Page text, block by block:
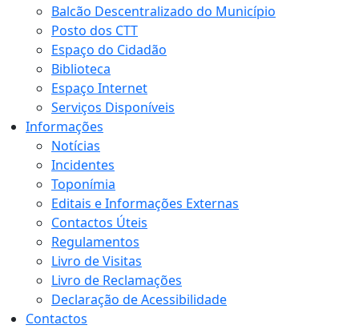
Balcão Descentralizado do Município
Posto dos CTT
Espaço do Cidadão
Biblioteca
Espaço Internet
Serviços Disponíveis
Informações
Notícias
Incidentes
Toponímia
Editais e Informações Externas
Contactos Úteis
Regulamentos
Livro de Visitas
Livro de Reclamações
Declaração de Acessibilidade
Contactos